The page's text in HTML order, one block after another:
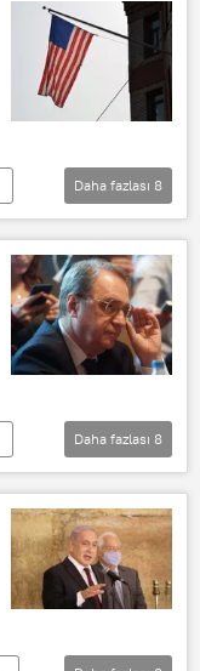
Daha fazlası 8
Daha fazlası 8